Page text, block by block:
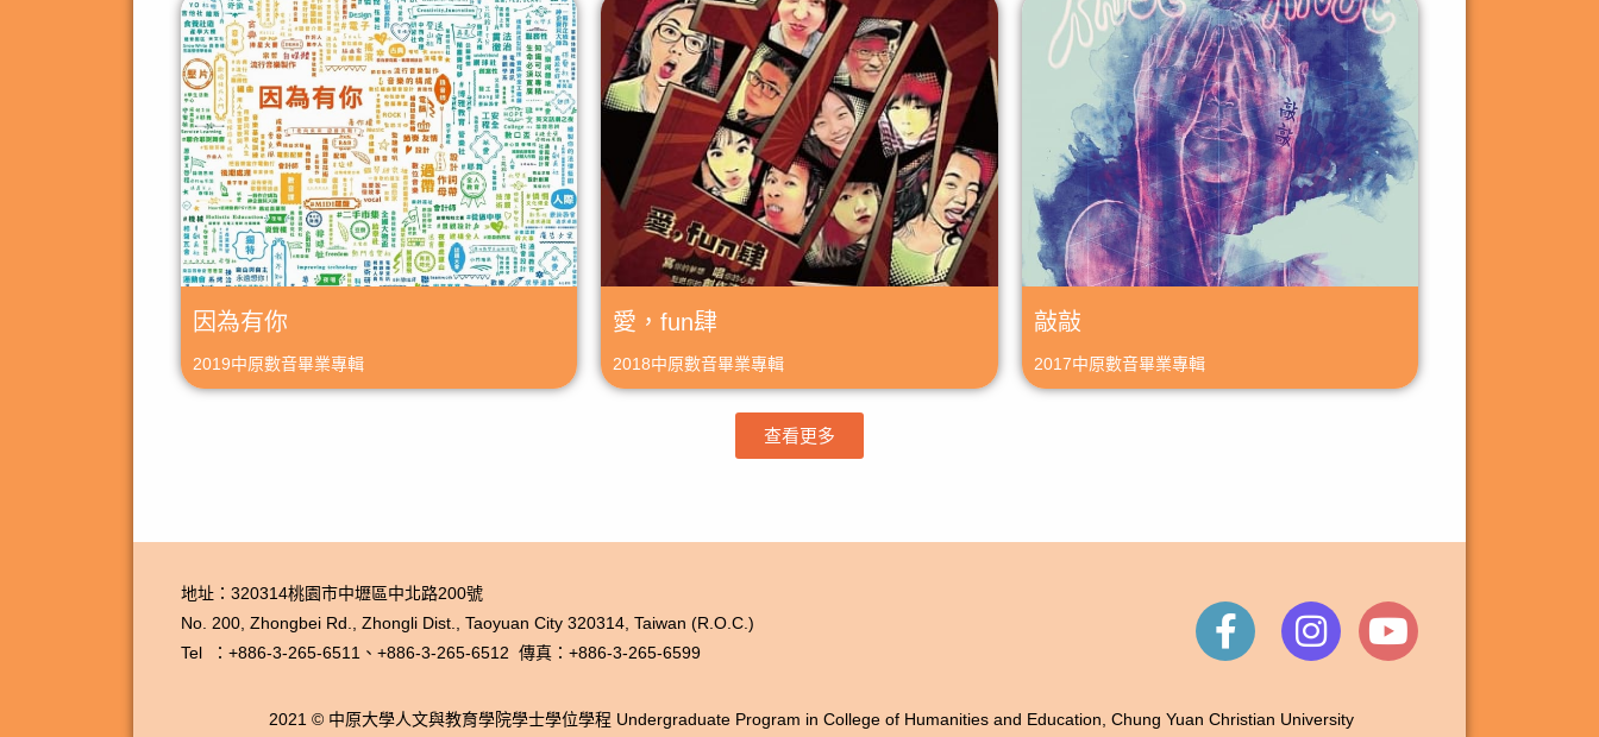
因為有你
2019中原數音畢業專輯
愛，fun肆
2018中原數音畢業專輯
敲敲
2017中原數音畢業專輯
查看更多
地址：320314桃園市中壢區中北路200號
No. 200, Zhongbei Rd., Zhongli Dist., Taoyuan City 320314, Taiwan (R.O.C.)
Tel ：+886-3-265-6511、 +886-3-265-6512 傳真：+886-3-265-6599
2021 © 中原大學人文與教育學院學士學位學程 Undergraduate Program in College of Humanities and Education, Chung Yuan Christian University